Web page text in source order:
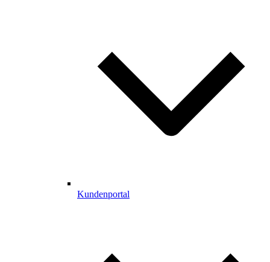
Kundenportal